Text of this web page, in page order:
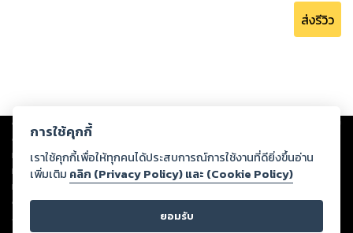
ส่งรีวิว
Copyright © 2026
ต่อผลงานหรือเนื้อหาใดที่อัปโหลดผ่านเว็บไซต์และปรากฏว่าละเมิดสิทธิใน
ทรัพย์สินทางปัญญาของบุคคลอื่นหรือขัดต่อกฎหมายและศีลธรรม ดังนั้น ผู้อ่าน
ทุกท่านโปรดใช้วิจารณญาณในการกลั่นกรองด้วยตนเอง และหากท่านพบว่าส่วน
หนึ่งส่วนใดขัดต่อกฎหมายและศีลธรรม กรุณาแจ้งมายังบริษัท เพื่อทีมงานจะได้
ดำเนินการในทันที ทั้งนี้ ทางสตอรี่ล็อกขอสงวนลิขสิทธิ์ตามพระราชบัญญัติ
ลิขสิทธิ์ พ.ศ. 2537 (ฉบับล่าสุด)
การใช้คุกกี้
เราใช้คุกกี้เพื่อให้ทุกคนได้ประสบการณ์การใช้งานที่ดียิ่งขึ้นอ่าน
เพิ่มเติม คลิก (Privacy Policy) และ (Cookie Policy)
ยอมรับ